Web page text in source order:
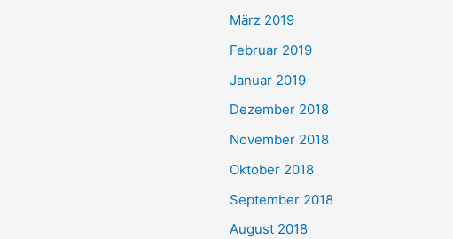
März 2019
Februar 2019
Januar 2019
Dezember 2018
November 2018
Oktober 2018
September 2018
August 2018